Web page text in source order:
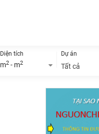
Diện tích
m2 - m2
Dự án
Tất cả